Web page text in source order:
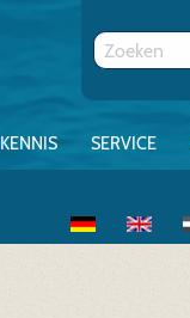
KENNIS SERVICE